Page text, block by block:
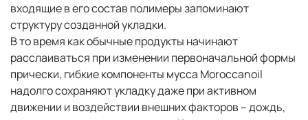
входящие в его состав полимеры запоминают
структуру созданной укладки.
В то время как обычные продукты начинают
расслаиваться при изменении первоначальной формы
прически, гибкие компоненты мусса Moroccanoil
надолго сохраняют укладку даже при активном
движении и воздействии внешних факторов – дождь,